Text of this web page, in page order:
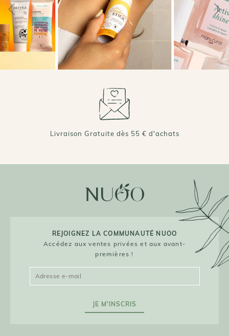
Livraison Gratuite dès 55 € d'achats
REJOIGNEZ LA COMMUNAUTÉ NUOO
Accédez aux ventes privées et aux avant-
premières !
JE M'INSCRIS